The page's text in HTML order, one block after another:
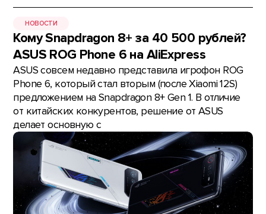
НОВОСТИ
Кому Snapdragon 8+ за 40 500 рублей?
ASUS ROG Phone 6 на AliExpress
ASUS совсем недавно представила игрофон ROG
Phone 6, который стал вторым (после Xiaomi 12S)
предложением на Snapdragon 8+ Gen 1. В отличие
от китайских конкурентов, решение от ASUS
делает основную с